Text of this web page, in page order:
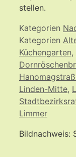
stellen.
Kategorien
Kategorien
Küchengarten,
Linden-Mitte,
Limmer
Bildnachweis: